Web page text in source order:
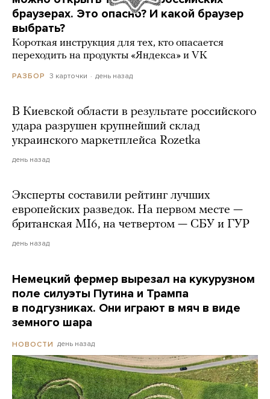
браузерах. Это опасно? И какой браузер
выбрать?
Короткая инструкция для тех, кто опасается
переходить на продукты «Яндекса» и VK
РАЗБОР 3 карточки день назад
В Киевской области в результате российского
удара разрушен крупнейший склад
украинского маркетплейса Rozetka
день назад
Эксперты составили рейтинг лучших
европейских разведок. На первом месте —
британская MI6, на четвертом — СБУ и ГУР
день назад
Немецкий фермер вырезал на кукурузном
поле силуэты Путина и Трампа
в подгузниках. Они играют в мяч в виде
земного шара
НОВОСТИ день назад